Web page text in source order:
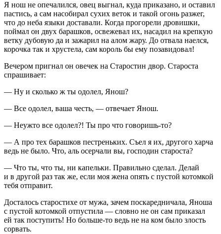
Я нош не опечалился, овец выгнал, куда приказано, и оставил
пастись, а сам насобирал сухих веток и такой огонь разжег,
что до неба языки доставали. Когда прогорели дровишки,
поймал он двух барашков, освежевал их, насадил на крепкую
ветку дубовую да и зажарил на алом жару. До отвала наелся,
корочка так и хрустела, сам король бы ему позавидовал!
Вечером пригнал он овечек на Старостин двор. Староста
спрашивает:
— Ну и сколько ж ты одолел, Янош?
— Все одолел, ваша честь, — отвечает Янош.
— Неужто все одолел?! Ты про что говоришь-то?
— А про тех барашков пестреньких. Съел я их, другого харча
ведь не было. Что, аль осерчали вы, господин староста?
— Что ты, что ты, ни капельки. Правильно сделал. Делай
и в другой раз так же, если моя жена опять с пустой котомкой
тебя отправит.
Досталось старостихе от мужа, зачем поскаредничала, Яноша
с пустой котомкой отпустила — словно не он сам приказал
ей так поступить! Но больше-то ведь не на ком было злость
сорвать.